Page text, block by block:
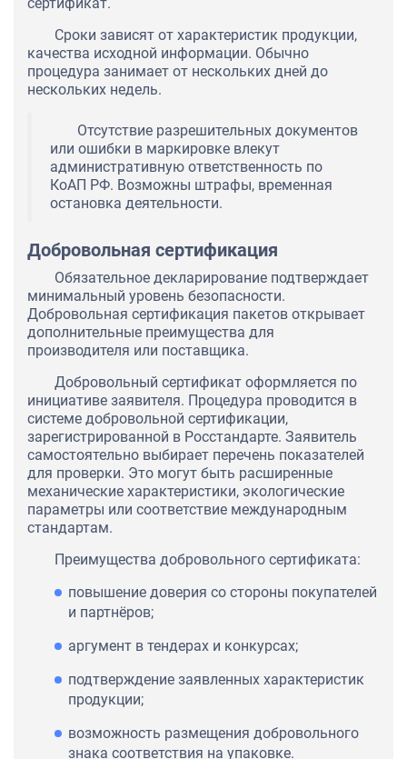
Сроки зависят от характеристик продукции,
качества исходной информации. Обычно
процедура занимает от нескольких дней до
нескольких недель.
Отсутствие разрешительных документов
или ошибки в маркировке влекут
административную ответственность по
КоАП РФ. Возможны штрафы, временная
остановка деятельности.
Добровольная сертификация
Обязательное декларирование подтверждает
минимальный уровень безопасности.
Добровольная сертификация пакетов открывает
дополнительные преимущества для
производителя или поставщика.
Добровольный сертификат оформляется по
инициативе заявителя. Процедура проводится в
системе добровольной сертификации,
зарегистрированной в Росстандарте. Заявитель
самостоятельно выбирает перечень показателей
для проверки. Это могут быть расширенные
механические характеристики, экологические
параметры или соответствие международным
стандартам.
Преимущества добровольного сертификата:
повышение доверия со стороны покупателей
и партнёров;
аргумент в тендерах и конкурсах;
подтверждение заявленных характеристик
продукции;
возможность размещения добровольного
знака соответствия на упаковке.